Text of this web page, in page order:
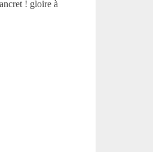
! gloire à